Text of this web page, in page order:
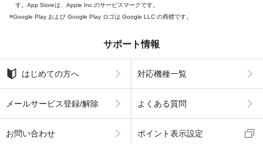
す。App Storeは、Apple Inc.のサービスマークです。
Google Play および Google Play ロゴは Google LLC の商標です。
サポート情報
はじめての方へ 対応機種一覧
メールサービス登録/解除 よくある質問
お問い合わせ ポイント表示設定